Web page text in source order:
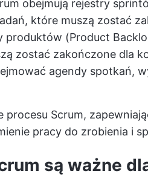
obejmują rejestry
które muszą zostać
(Product
zostać zakończone dla
agendy spotkań,
Scrum,
pracy do zrobienia i
są ważne